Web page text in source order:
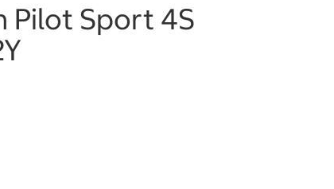
Pilot Sport 4S